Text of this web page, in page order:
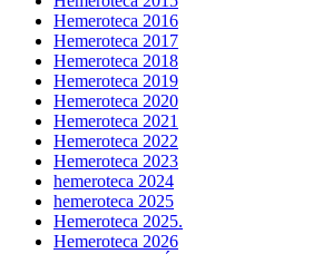
Hemeroteca 2016
Hemeroteca 2017
Hemeroteca 2018
Hemeroteca 2019
Hemeroteca 2020
Hemeroteca 2021
Hemeroteca 2022
Hemeroteca 2023
hemeroteca 2024
hemeroteca 2025
Hemeroteca 2025.
Hemeroteca 2026